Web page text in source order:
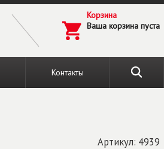
Корзина
Ваша корзина пуста
Контакты
Артикул: 4939